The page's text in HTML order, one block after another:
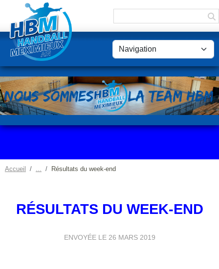
Accueil Résultats du week-end
RÉSULTATS DU WEEK-END
ENVOYÉE LE 26 MARS 2019
Panneau de gestion des cookies